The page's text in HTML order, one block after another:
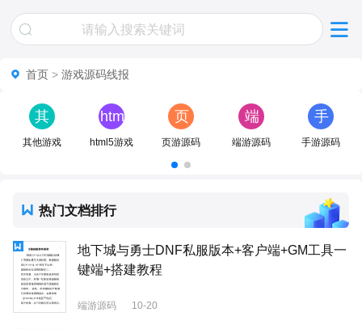
首页 > 游戏源码线报
其
他
其他游戏
html5
游
html5游戏
页
游
源
页游源码
端
游
端游源码
手
游
手游源码
热门文档排行
地下城与勇士DNF私服版本+客户端+GM工具一
键端+搭建教程
端游源码 10-20